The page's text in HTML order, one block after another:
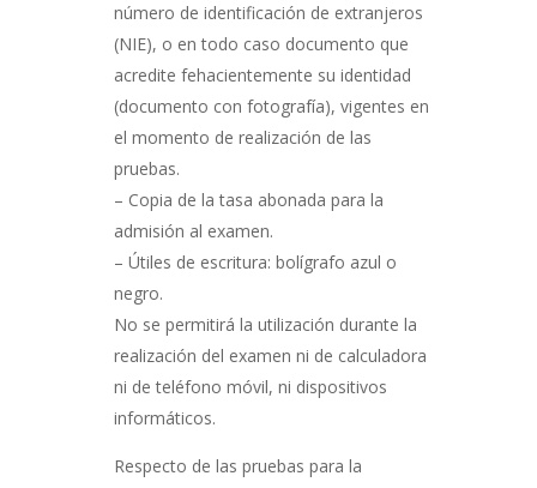
número de identificación de extranjeros
(NIE), o en todo caso documento que
acredite fehacientemente su identidad
(documento con fotografía), vigentes en
el momento de realización de las
pruebas.
– Copia de la tasa abonada para la
admisión al examen.
– Útiles de escritura: bolígrafo azul o
negro.
No se permitirá la utilización durante la
realización del examen ni de calculadora
ni de teléfono móvil, ni dispositivos
informáticos.
Respecto de las pruebas para la